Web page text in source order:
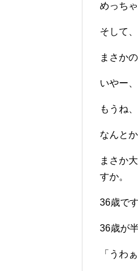
めっちゃ
そして
まさか
いやー
もうね
なんと
まさか
すか。
36歳で
36歳が
「うわ